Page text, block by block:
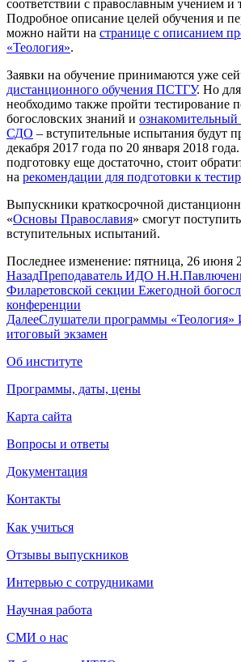
соответствии с православным учением и
Подробное описание целей обучения и
можно найти на странице с описанием
«Теология».
Заявки на обучение принимаются уже
дистанционного обучения ПСТГУ. Но
необходимо также пройти тестирование
богословских знаний и ознакомительный
СДО – вступительные испытания будут
декабря 2017 года по 20 января 2018
подготовку еще достаточно, стоит
на рекомендации для подготовки к
Выпускники краткосрочной
«Основы Православия» смогут
вступительных испытаний.
Последнее изменение: пятница, 26 июня
НазадПреподаватель ИДО
Филаретовской секции Ежегодной
конференции
ДалееСлушатели программы
итоговый экзамен
Об институте
Программы, даты, цены
Карта сайта
Вопросы и ответы
Документация
Контакты
Как учиться
Отзывы выпускников
Интервью с сотрудниками
Научная работа
СМИ о нас